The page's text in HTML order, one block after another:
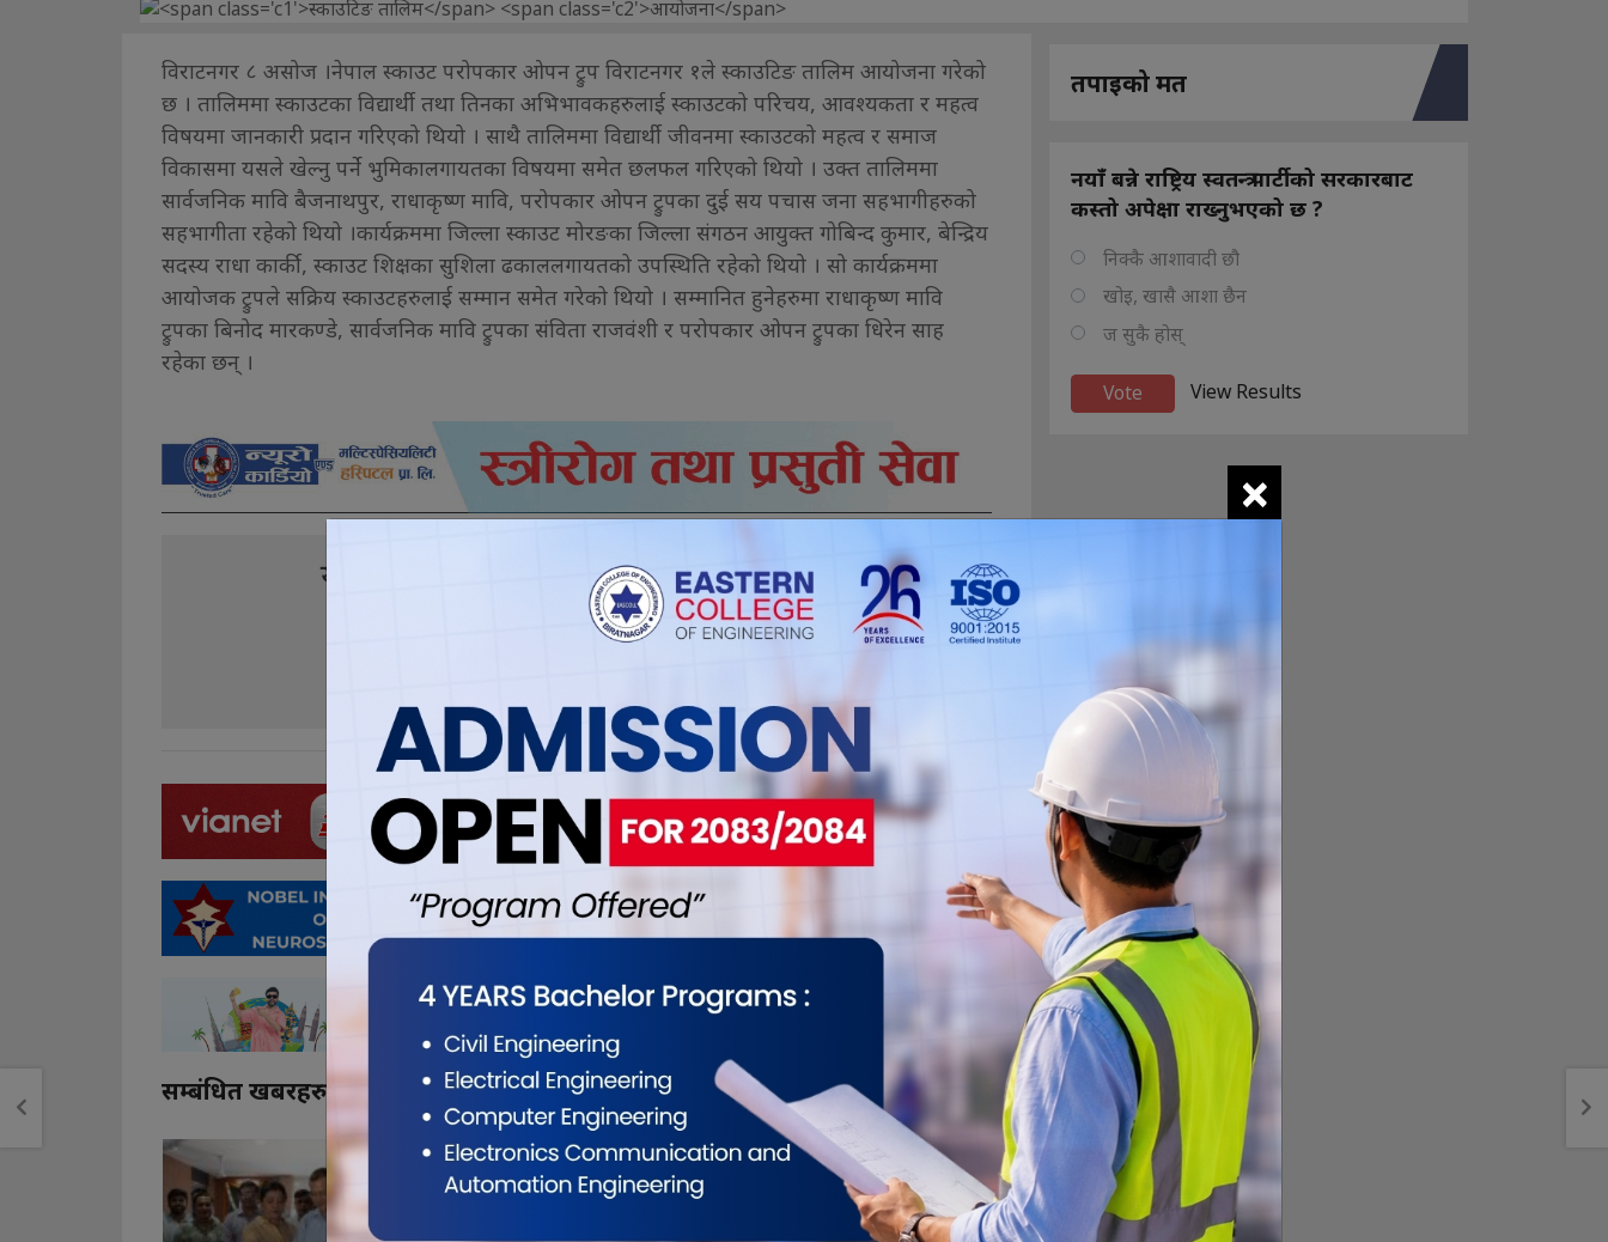
विराटनगर ८ असोज ।नेपाल स्काउट परोपकार ओपन ट्रुप विराटनगर १ले स्काउटिङ तालिम आयोजना गरेको
छ । तालिममा स्काउटका विद्यार्थी तथा तिनका अभिभावकहरुलाई स्काउटको परिचय, आवश्यकता र महत्व
विषयमा जानकारी प्रदान गरिएको थियो । साथै तालिममा विद्यार्थी जीवनमा स्काउटको महत्व र समाज
विकासमा यसले खेल्नु पर्ने भुमिकालगायतका विषयमा समेत छलफल गरिएको थियो । उक्त तालिममा
सार्वजनिक मावि बैजनाथपुर, राधाकृष्ण मावि, परोपकार ओपन ट्रुपका दुई सय पचास जना सहभागीहरुको
सहभागीता रहेको थियो ।कार्यक्रममा जिल्ला स्काउट मोरङका जिल्ला संगठन आयुक्त गोबिन्द कुमार, बेन्द्रिय
सदस्य राधा कार्की, स्काउट शिक्षका सुशिला ढकाललगायतको उपस्थिति रहेको थियो । सो कार्यक्रममा
आयोजक ट्रुपले सक्रिय स्काउटहरुलाई सम्मान समेत गरेको थियो । सम्मानित हुनेहरुमा राधाकृष्ण मावि
ट्रुपका बिनोद मारकण्डे, सार्वजनिक मावि ट्रुपका संविता राजवंशी र परोपकार ओपन ट्रुपका धिरेन साह
रहेका छन् ।
यो खबर पढेर तपाईलाई कस्तो महसुस भयो ?
सम्बंधित खबरहरु
तपाइको मत
नयाँ बन्ने राष्ट्रिय स्वतन्त्र पार्टीको सरकारबाट
कस्तो अपेक्षा राख्नुभएको छ ?
निक्कै आशावादी छौ
खोइ, खासै आशा छैन
ज सुकै होस्
View Results
×